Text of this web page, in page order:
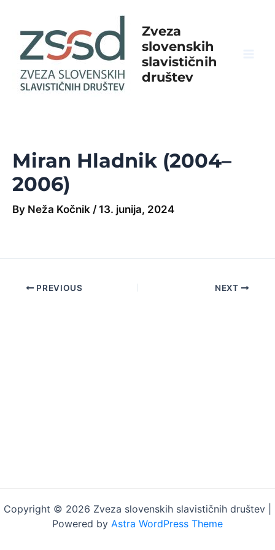
content
Zveza
slovenskih
slavističnih
društev
Miran Hladnik (2004–
2006)
By Neža Kočnik / 13. junija, 2024
PostPREVIOUS NEXT
Copyright © 2026 Zveza slovenskih slavističnih društev |
Powered by Astra WordPress Theme